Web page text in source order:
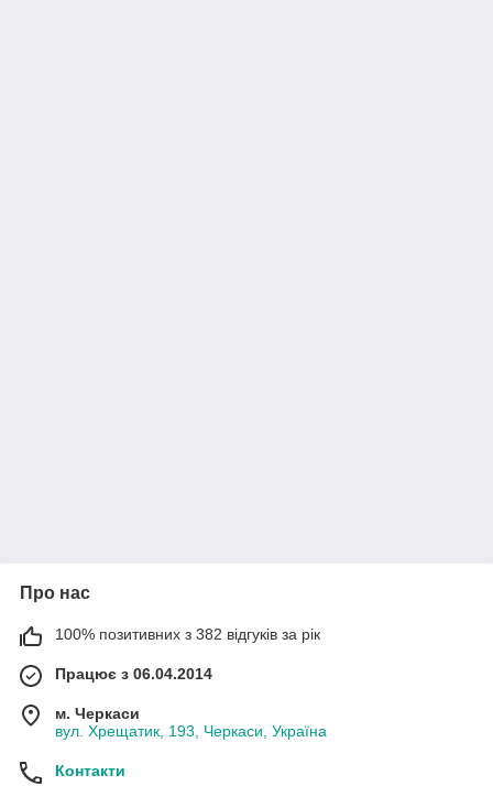
Про нас
100% позитивних з 382 відгуків за рік
Працює з 06.04.2014
м. Черкаси
вул. Хрещатик, 193, Черкаси, Україна
Контакти